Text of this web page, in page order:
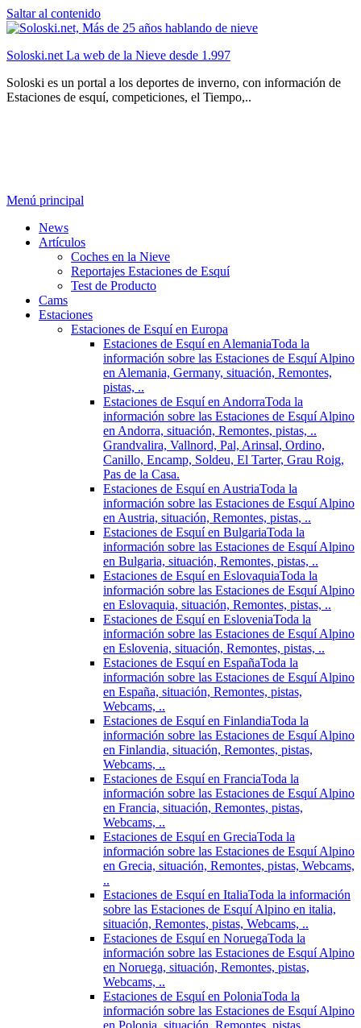
Saltar al contenido
Soloski.net La web de la Nieve desde 1.997
Soloski es un portal a los deportes de inverno, con información de
Estaciones de esquí, competiciones, el Tiempo,..
Menú principal
News
Artículos
Coches en la Nieve
Reportajes Estaciones de Esquí
Test de Producto
Cams
Estaciones
Estaciones de Esquí en Europa
Estaciones de Esquí en AlemaniaToda la
información sobre las Estaciones de Esquí Alpino
en Alemania, Germany, situación, Remontes,
pistas, ..
Estaciones de Esquí en AndorraToda la
información sobre las Estaciones de Esquí Alpino
en Andorra, situación, Remontes, pistas, ..
Grandvalira, Vallnord, Pal, Arinsal, Ordino,
Canillo, Encamp, Soldeu, El Tarter, Grau Roig,
Pas de la Casa.
Estaciones de Esquí en AustriaToda la
información sobre las Estaciones de Esquí Alpino
en Austria, situación, Remontes, pistas, ..
Estaciones de Esquí en BulgariaToda la
información sobre las Estaciones de Esquí Alpino
en Bulgaria, situación, Remontes, pistas, ..
Estaciones de Esquí en EslovaquiaToda la
información sobre las Estaciones de Esquí Alpino
en Eslovaquia, situación, Remontes, pistas, ..
Estaciones de Esquí en EsloveniaToda la
información sobre las Estaciones de Esquí Alpino
en Eslovenia, situación, Remontes, pistas, ..
Estaciones de Esquí en EspañaToda la
información sobre las Estaciones de Esquí Alpino
en España, situación, Remontes, pistas,
Webcams, ..
Estaciones de Esquí en FinlandiaToda la
información sobre las Estaciones de Esquí Alpino
en Finlandia, situación, Remontes, pistas,
Webcams, ..
Estaciones de Esquí en FranciaToda la
información sobre las Estaciones de Esquí Alpino
en Francia, situación, Remontes, pistas,
Webcams, ..
Estaciones de Esquí en GreciaToda la
información sobre las Estaciones de Esquí Alpino
en Grecia, situación, Remontes, pistas, Webcams,
..
Estaciones de Esquí en ItaliaToda la información
sobre las Estaciones de Esquí Alpino en italia,
situación, Remontes, pistas, Webcams, ..
Estaciones de Esquí en NoruegaToda la
información sobre las Estaciones de Esquí Alpino
en Noruega, situación, Remontes, pistas,
Webcams, ..
Estaciones de Esquí en PoloniaToda la
información sobre las Estaciones de Esquí Alpino
en Polonia, situación, Remontes, pistas,